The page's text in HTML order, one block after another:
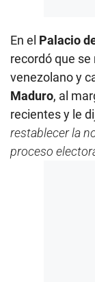
En el Palacio
recordó que
venezolano y
Maduro, al
recientes y le
restablecer la
proceso